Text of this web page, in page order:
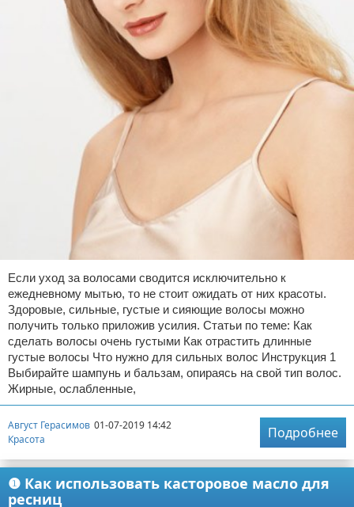
Если уход за волосами сводится исключительно к
ежедневному мытью, то не стоит ожидать от них красоты.
Здоровые, сильные, густые и сияющие волосы можно
получить только приложив усилия. Статьи по теме: Как
сделать волосы очень густыми Как отрастить длинные
густые волосы Что нужно для сильных волос Инструкция 1
Выбирайте шампунь и бальзам, опираясь на свой тип волос.
Жирные, ослабленные,
Август Герасимов 01-07-2019 14:42
Красота
Подробнее
❶ Как использовать касторовое масло для
ресниц